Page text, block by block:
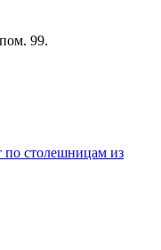
99.
по столешницам из